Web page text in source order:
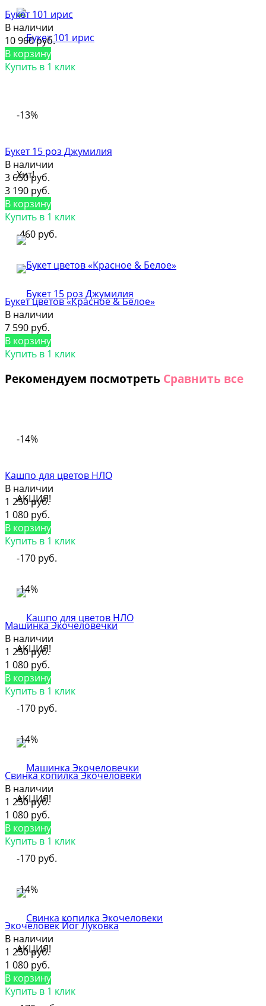
Букет 101 ирис
В наличии
10 960 руб.
В корзину
Купить в 1 клик
-13%
Хит!
-460 руб.
Букет 15 роз Джумилия
В наличии
3 650 руб.
3 190 руб.
В корзину
Купить в 1 клик
Букет цветов «Красное & Белое»
В наличии
7 590 руб.
В корзину
Купить в 1 клик
Рекомендуем посмотреть Сравнить все
-14%
АКЦИЯ!
-170 руб.
Кашпо для цветов НЛО
В наличии
1 250 руб.
1 080 руб.
В корзину
Купить в 1 клик
-14%
АКЦИЯ!
-170 руб.
Машинка Экочеловечки
В наличии
1 250 руб.
1 080 руб.
В корзину
Купить в 1 клик
-14%
АКЦИЯ!
-170 руб.
Свинка копилка Экочеловеки
В наличии
1 250 руб.
1 080 руб.
В корзину
Купить в 1 клик
-14%
АКЦИЯ!
Экочеловек Йог Луковка
В наличии
1 250 руб.
1 080 руб.
В корзину
Купить в 1 клик